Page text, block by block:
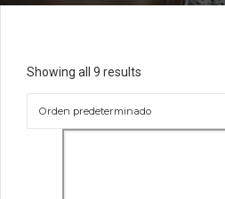
Showing all 9 results